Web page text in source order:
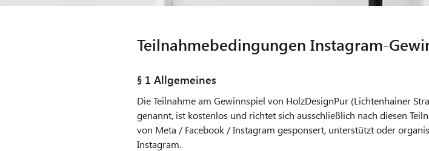
Teilnahmebedingungen Instagram-
§ 1 Allgemeines
Die Teilnahme am Gewinnspiel von HolzDesignPur (Lichtenhainer
genannt, ist kostenlos und richtet sich ausschließlich nach diesen
von Meta / Facebook / Instagram gesponsert, unterstützt oder
Instagram.